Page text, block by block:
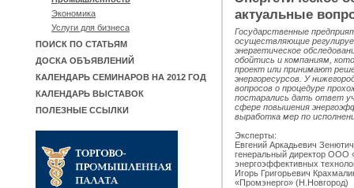
Экономика
Услуги для бизнеса
ПОИСК ПО СТАТЬЯМ
ДОСКА ОБЪЯВЛЕНИЙ
КАЛЕНДАРЬ СЕМИНАРОВ НА 2012 ГОД
КАЛЕНДАРЬ ВЫСТАВОК
ПОЛЕЗНЫЕ ССЫЛКИ
актуальные
Государственные
осуществляющие
энергетическое
обойтись и компаниям,
проект или принимают
энергоресурсов. У
вопросов о процедуре
постарались дать ответ
сфере повышения
выработка мер по
Эксперты:
Евгений Аркадьевич
генеральный директор
энергоэффективных
Игорь Григорьевич
«Промэнерго» (Н.Новгород)